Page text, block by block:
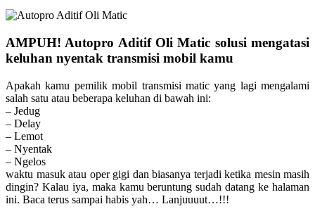
AMPUH! Autopro Aditif Oli Matic solusi mengatasi
keluhan nyentak transmisi mobil kamu
Apakah kamu pemilik mobil transmisi matic yang lagi mengalami
salah satu atau beberapa keluhan di bawah ini:
– Jedug
– Delay
– Lemot
– Nyentak
– Ngelos
waktu masuk atau oper gigi dan biasanya terjadi ketika mesin masih
dingin? Kalau iya, maka kamu beruntung sudah datang ke halaman
ini. Baca terus sampai habis yah… Lanjuuuut…!!!